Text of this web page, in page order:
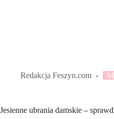
Redakcja Feszyn.com
Jesienne ubrania damskie –